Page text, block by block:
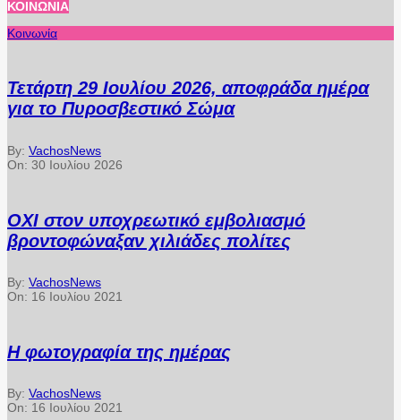
ΚΟΙΝΩΝΊΑ
Κοινωνία
Τετάρτη 29 Ιουλίου 2026, αποφράδα ημέρα
για το Πυροσβεστικό Σώμα
By: VachosNews
On: 30 Ιουλίου 2026
ΟΧΙ στον υποχρεωτικό εμβολιασμό
βροντοφώναξαν χιλιάδες πολίτες
By: VachosNews
On: 16 Ιουλίου 2021
Η φωτογραφία της ημέρας
By: VachosNews
On: 16 Ιουλίου 2021